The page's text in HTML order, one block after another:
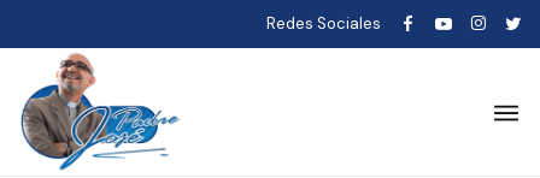
Redes Sociales